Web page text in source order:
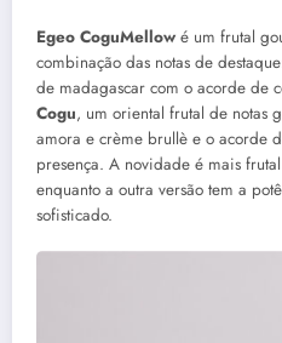
Egeo CoguMellow é um frutal
combinação das notas de
de madagascar com o acorde de
Cogu, um oriental frutal de notas
amora e crème brullè e o acorde
presença. A novidade é mais
enquanto a outra versão tem a
sofisticado.